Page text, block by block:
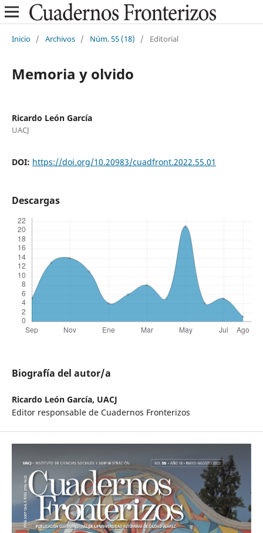
Inicio / Archivos / Núm. 55 (18) / Editorial
Memoria y olvido
Ricardo León García
UACJ
DOI: https://doi.org/10.20983/cuadfront.2022.55.01
Descargas
Biografía del autor/a
Ricardo León García, UACJ
Editor responsable de Cuadernos Fronterizos